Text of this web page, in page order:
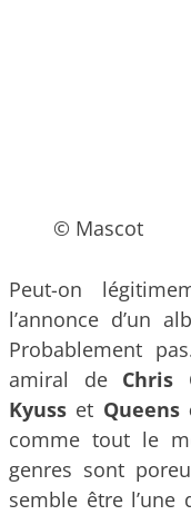
© Mascot
Peut-on
l’annonce d’un
Probablement
amiral de Chris
Kyuss et
comme tout le
genres sont
semble être l’une